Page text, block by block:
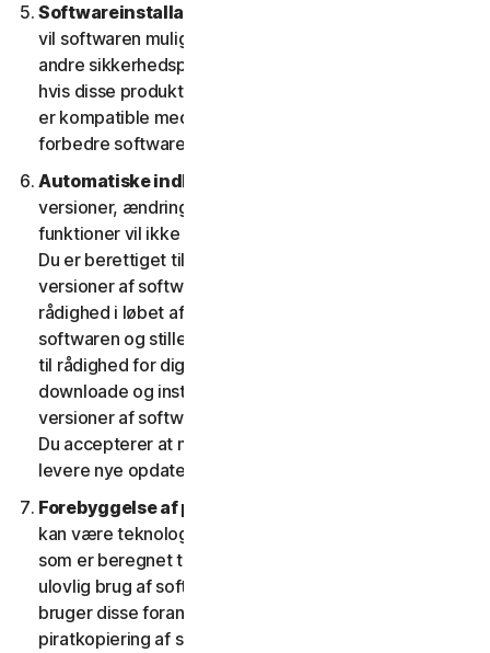
Softwareinstallation.
vil softwaren muligvis afinstallere eller deaktivere
andre sikkerhedsprodukter/-tjenester eller dele heraf,
hvis disse produkter/tjenester eller dele af dem ikke
er kompatible med softwaren eller med henblik på at
forbedre softwarens overordnede funktionalitet.
Automatiske indholdsopdateringer.
versioner, ændringer, opdateringer, forbedringer eller
funktioner vil ikke være til rådighed på alle platforme.
Du er berettiget til at modtage nye funktioner og
versioner af softwaren, som vi fra tid til anden stiller til
rådighed i løbet af tjenestens løbetid. For at optimere
softwaren og stille den seneste version af softwaren
til rådighed for dig accepterer du, at softwaren kan
downloade og installere nye opdateringer og
versioner af softwaren, når de stilles til rådighed af os.
Du accepterer at modtage og giver os tilladelse til at
levere nye opdateringer og versioner til din enhed.
Forebyggelse af piratkopiering af software.
kan være teknologiske forholdsregler i softwaren,
som er beregnet til at forhindre uautoriseret eller
ulovlig brug af softwaren. Du accepterer, at vi muligvis
bruger disse foranstaltninger til at beskytte os mod
piratkopiering af software (f.eks. indeholder denne